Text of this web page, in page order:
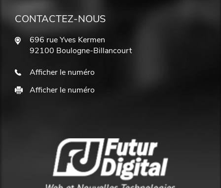
CONTACTEZ-NOUS
696 rue Yves Kermen
92100 Boulogne-Billancourt
Afficher le numéro
Afficher le numéro